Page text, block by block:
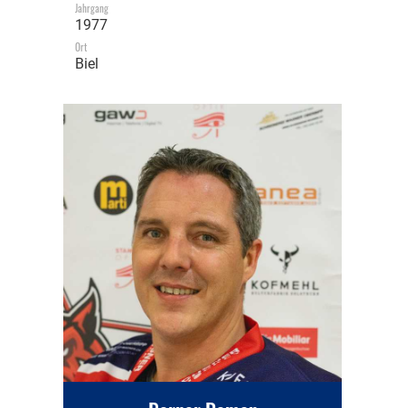
Jahrgang
1977
Ort
Biel